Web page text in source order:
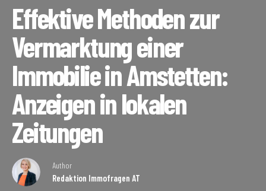
Effektive Methoden zur
Vermarktung einer
Immobilie in Amstetten:
Anzeigen in lokalen
Zeitungen
Author
Redaktion Immofragen AT